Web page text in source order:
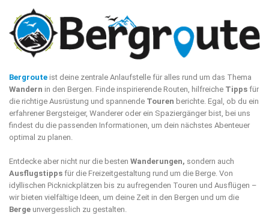
Bergroute ist deine zentrale Anlaufstelle für alles rund um das Thema
Wandern in den Bergen. Finde inspirierende Routen, hilfreiche Tipps für
die richtige Ausrüstung und spannende Touren berichte. Egal, ob du ein
erfahrener Bergsteiger, Wanderer oder ein Spaziergänger bist, bei uns
findest du die passenden Informationen, um dein nächstes Abenteuer
optimal zu planen.
Entdecke aber nicht nur die besten Wanderungen, sondern auch
Ausflugstipps für die Freizeitgestaltung rund um die Berge. Von
idyllischen Picknickplätzen bis zu aufregenden Touren und Ausflügen –
wir bieten vielfältige Ideen, um deine Zeit in den Bergen und um die
Berge unvergesslich zu gestalten.